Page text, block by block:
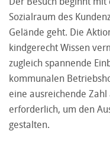
Sozialraum des
Gelände geht. Die
kindgerecht Wissen
zugleich spannende
kommunalen
eine ausreichende
erforderlich, um den
gestalten.